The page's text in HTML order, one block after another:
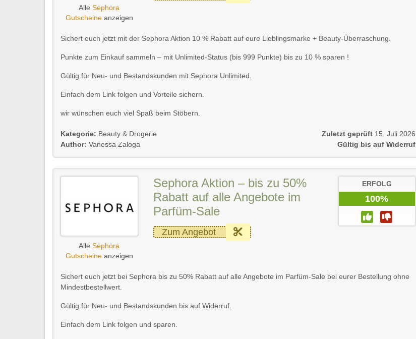
AlleSephora
Gutscheineanzeigen
Sichert euch jetzt mit der Sephora Aktion 10 % Rabatt auf eure Lieblingsmarke + Beauty-Überraschung.
Punkte zum Einkauf sammeln – mit Unlimited-Status (bis 999 Punkte) bis zu 10 % sparen !
Gültig für Neu- und Bestandskunden mit Sephora Unlimited.
Einfach dem Link folgen und Vorteile sichern.
wir wünschen euch viel Spaß beim Stöbern.
Kategorie: Beauty & Drogerie
Author: Vanessa Zaloga
Zuletzt geprüft 15. Juli 2026
Gültig bis auf Widerruf
AlleSephora
Gutscheineanzeigen
Sephora Aktion – bis zu 50%
Rabatt auf alle Angebote im
Parfüm-Sale
Zum Angebot
ERFOLG
100%
Sichert euch jetzt bei Sephora bis zu 50% Rabatt auf alle Angebote im Parfüm-Sale bei eurer Bestellung ohne
Mindestbestellwert.
Gültig für Neu- und Bestandskunden bis auf Widerruf.
Einfach dem Link folgen und sparen.